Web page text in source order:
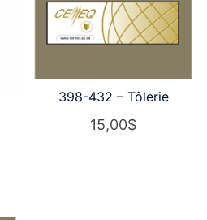
398-432 – Tôlerie
15,00$